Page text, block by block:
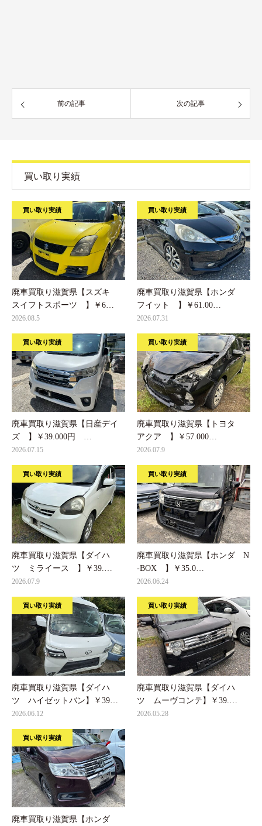
前の記事 次の記事
買い取り実績
買い取り実績
廃車買取り滋賀県【スズキ
スイフトスポーツ 】￥6…
2026.08.5
買い取り実績
廃車買取り滋賀県【ホンダ
フイット 】￥61.00…
2026.07.31
買い取り実績
廃車買取り滋賀県【日産デイ
ズ 】￥39.000円 …
2026.07.15
買い取り実績
廃車買取り滋賀県【トヨタ
アクア 】￥57.000…
2026.07.9
買い取り実績
廃車買取り滋賀県【ダイハ
ツ ミライース 】￥39.…
2026.07.9
買い取り実績
廃車買取り滋賀県【ホンダ N
-BOX 】￥35.0…
2026.06.24
買い取り実績
廃車買取り滋賀県【ダイハ
ツ ハイゼットバン】￥39…
2026.06.12
買い取り実績
廃車買取り滋賀県【ダイハ
ツ ムーヴコンテ】￥39.…
2026.05.28
買い取り実績
廃車買取り滋賀県【ホンダ